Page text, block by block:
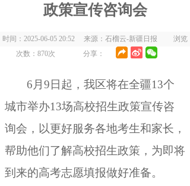
政策宣传咨询会
时间：2025-06-05 20:52 来源：石榴云-新疆日报 浏览
次数： 870次 分享：
6月9日起 ，我区将在全疆13个
城市举办13场高校招生政策宣传咨
询会，以更好服务各地考生和家长 ，
帮助他们了解高校招生政策，为即将
到来的高考志愿填报做好准备。